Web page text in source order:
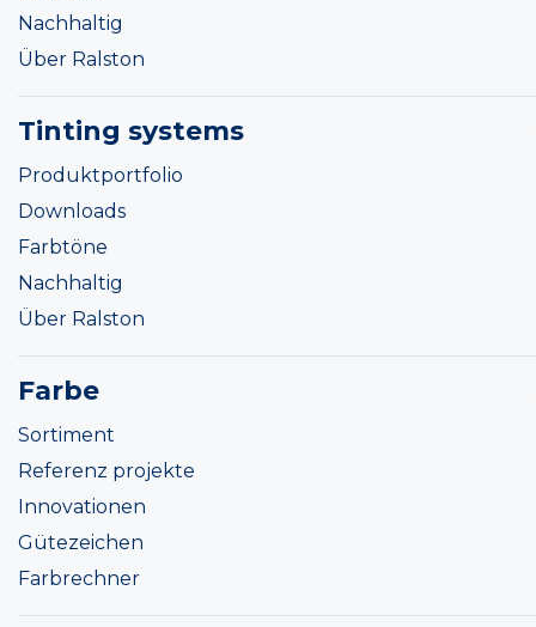
Nachhaltig
Über Ralston
Tinting systems
Produktportfolio
Downloads
Farbtöne
Nachhaltig
Über Ralston
Farbe
Sortiment
Referenz projekte
Innovationen
Gütezeichen
Farbrechner